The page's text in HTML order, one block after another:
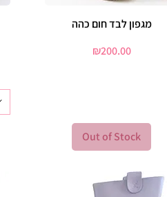
Quick View
מגפון לבד חום כהה
Price
₪200.00
Out of Stock